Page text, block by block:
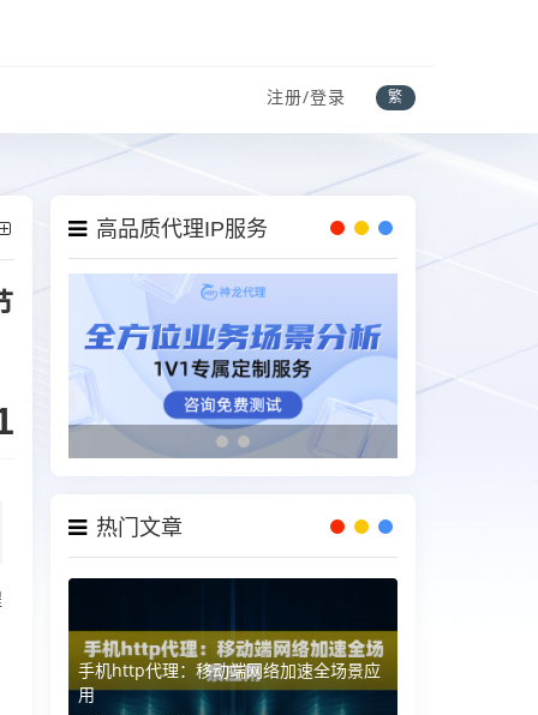
注册/登录 繁
高品质代理IP服务
热门文章
手机http代理：移动端网络加速全场景应
用